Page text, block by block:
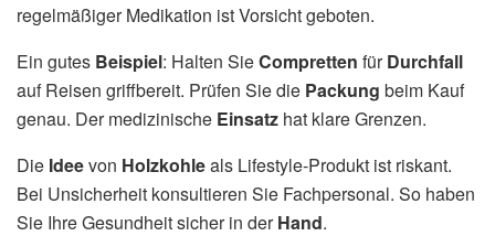
regelmäßiger Medikation ist Vorsicht geboten.
Ein gutes Beispiel: Halten SieCompretten fürDurchfall
auf Reisen griffbereit. Prüfen Sie die Packung beim Kauf
genau. Der medizinische Einsatz hat klare Grenzen.
Die Ideevon Holzkohleals Lifestyle-Produkt ist riskant.
Bei Unsicherheit konsultieren Sie Fachpersonal. So haben
Sie Ihre Gesundheit sicher in derHand.